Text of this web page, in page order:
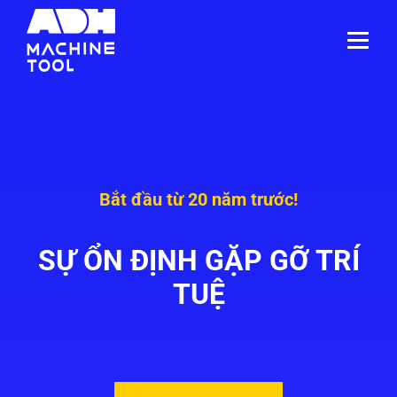
Bắt đầu từ 20 năm trước!
SỰ ỔN ĐỊNH GẶP GỠ TRÍ
TUỆ